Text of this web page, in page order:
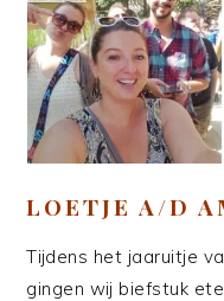
LOETJE A/D
Tijdens het jaaruitje
gingen wij biefstuk